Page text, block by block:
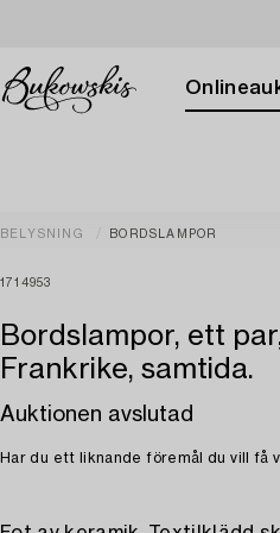
BELYSNING BORDSLAMPOR
1714953
Bordslampor, ett
Frankrike, samtida.
Auktionen avslutad
Har du ett liknande föremål du vill få